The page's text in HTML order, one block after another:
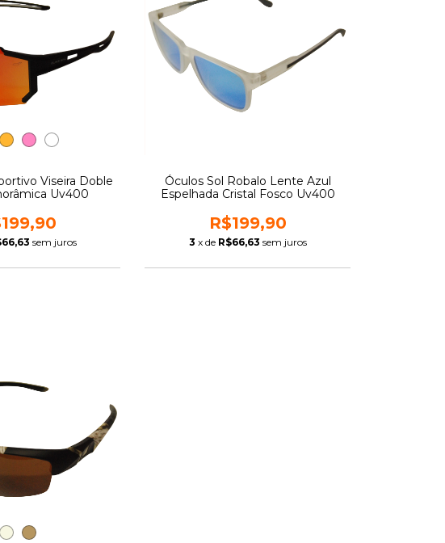
Viseira Doble
Uv400
sem juros
Óculos Sol Robalo Lente Azul
Espelhada Cristal Fosco Uv400
R$199,90
3 x de R$66,63 sem juros